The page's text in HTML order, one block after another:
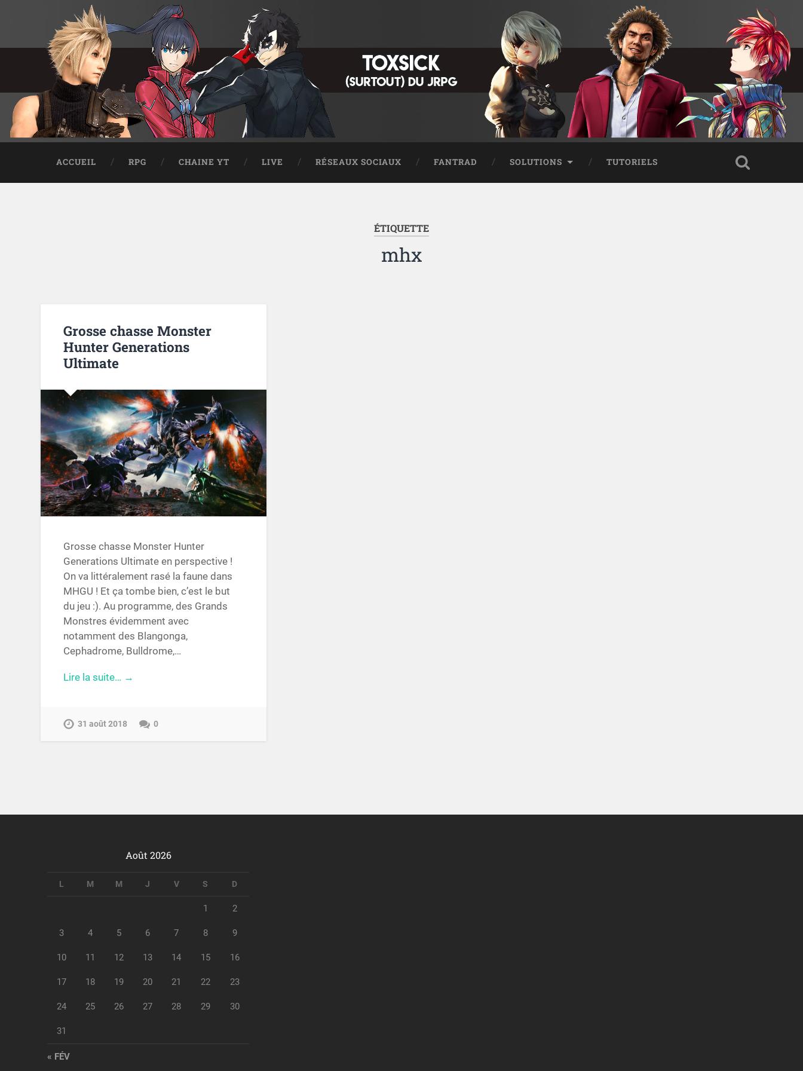
ACCUEIL RPG CHAINE YT LIVE RÉSEAUX SOCIAUX FANTRAD SOLUTIONS TUTORIELS
ÉTIQUETTE
mhx
Grosse chasse Monster
Hunter Generations
Ultimate
Grosse chasse Monster Hunter
Generations Ultimate en perspective !
On va littéralement rasé la faune dans
MHGU ! Et ça tombe bien, c’est le but
du jeu :). Au programme, des Grands
Monstres évidemment avec
notamment des Blangonga,
Cephadrome, Bulldrome,…
Lire la suite… →
31 août 2018 0
Août 2026
L M M J V S D
1 2
3 4 5 6 7 8 9
10 11 12 13 14 15 16
17 18 19 20 21 22 23
24 25 26 27 28 29 30
31
« FÉV